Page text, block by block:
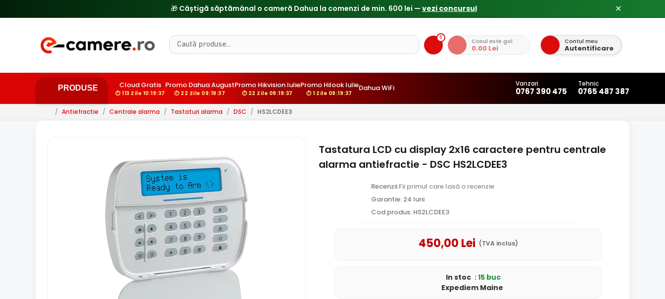
✕
0 Cosul este gol
0.00 Lei
Contul meu
Autentificare
PRODUSE Cloud Gratis
⏱ 113 Zile 10:19:36
Promo Dahua August
⏱ 22 Zile 09:19:36
Promo Hikvision Iulie
⏱ 22 Zile 09:19:36
Promo Hilook Iulie
⏱ 1 Zile 09:19:36
Dahua WiFi Vanzari
0767 390 475
Tehnic
0765 487 387
/ Antiefractie / Centrale alarma / Tastaturi alarma / DSC / HS2LCDEE3
Tastatura LCD cu display 2x16 caractere pentru centrale
alarma antiefractie - DSC HS2LCDEE3
Recenzii:Fii primul care lasă o recenzie
Garantie: 24 luni
Cod produs: HS2LCDEE3
450,00 Lei (TVA inclus)
In stoc : 15 buc
Expediem Maine